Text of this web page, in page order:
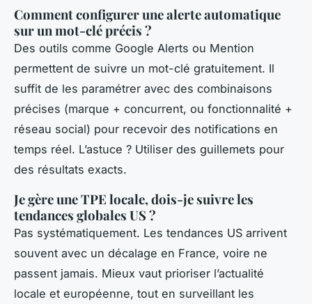
Comment configurer une alerte automatique
sur un mot-clé précis ?
Des outils comme Google Alerts ou Mention
permettent de suivre un mot-clé gratuitement. Il
suffit de les paramétrer avec des combinaisons
précises (marque + concurrent, ou fonctionnalité +
réseau social) pour recevoir des notifications en
temps réel. L’astuce ? Utiliser des guillemets pour
des résultats exacts.
Je gère une TPE locale, dois-je suivre les
tendances globales US ?
Pas systématiquement. Les tendances US arrivent
souvent avec un décalage en France, voire ne
passent jamais. Mieux vaut prioriser l’actualité
locale et européenne, tout en surveillant les